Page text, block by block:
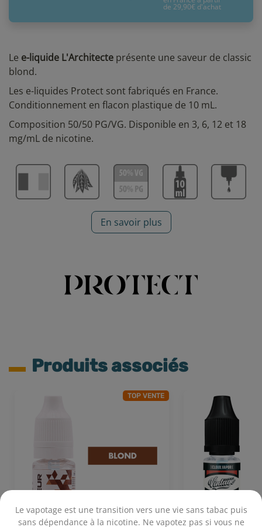
Le vapotage est une transition vers une vie sans tabac puis
sans dépendance à la nicotine. Ne vapotez pas si vous ne
Le e-liquide L'Architecte présente une saveur de classic
blond.
Les e-liquides Protect sont fabriqués en France.
Conditionnement en flacon plastique de 10 mL.
Composition 50/50 PG/VG. Disponible en 3, 6, 12 et 18
mg/mL de nicotine.
En savoir plus
de 29,90€ d'achat
Produits associés
TOP VENTE